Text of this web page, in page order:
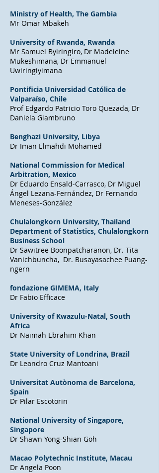
Ministry of Health, The Gambia
Mr Omar Mbakeh
University of Rwanda, Rwanda
Mr Samuel Byiringiro, Dr Madeleine
Mukeshimana, Dr Emmanuel
Uwiringiyimana
Pontificia Universidad Católica de
Valparaíso​, Chile
Prof Edgardo Patricio Toro Quezada, Dr
Daniela Giambruno
Benghazi University, Libya
Dr Iman Elmahdi Mohamed
National Commission for Medical
Arbitration, Mexico
Dr Eduardo Ensald-Carrasco, Dr Miguel
Ángel Lezana-Fernández, Dr Fernando
Meneses-González
Chulalongkorn University, Thailand
Department of Statistics, Chulalongkorn
Business School
Dr Sawitree Boonpatcharanon, Dr. Tita
Vanichbuncha, Dr. Busayasachee Puang-
ngern
fondazione GIMEMA, Italy
Dr Fabio Efficace
University of Kwazulu-Natal, South
Africa
Dr Naimah Ebrahim Khan
State University of Londrina, Brazil
Dr Leandro Cruz Mantoani
Universitat Autònoma de Barcelona,
Spain
Dr Pilar Escotorin
National University of Singapore,
Singapore
Dr Shawn Yong-Shian Goh
Macao Polytechnic Institute, Macau
Dr Angela Poon